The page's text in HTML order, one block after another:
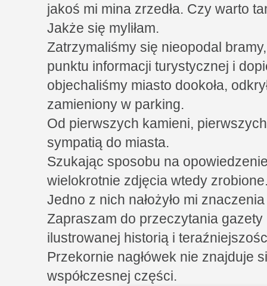
jakoś mi mina zrzedła. Czy warto
Jakże się myliłam.
Zatrzymaliśmy się nieopodal
punktu informacji turystycznej i
objechaliśmy miasto dookoła,
zamieniony w parking.
Od pierwszych kamieni,
sympatią do miasta.
Szukając sposobu na
wielokrotnie zdjęcia wtedy
Jedno z nich nałożyło mi
Zapraszam do przeczytania
ilustrowanej historią i
Przekornie nagłówek nie znajduje
współczesnej części.